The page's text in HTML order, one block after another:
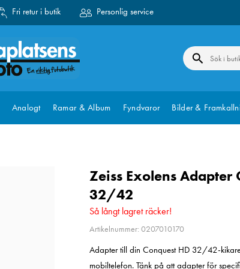
Fri retur i butik Personlig service
Analogt Ramar & Album Fyndvaror Bilder &
Zeiss Exolens Adapter
32/42
Så långt lagret räcker!
Artikelnummer: 0207010170
Adapter till din Conquest HD 32/42-
mobiltelefon. Tänk på att adapter för